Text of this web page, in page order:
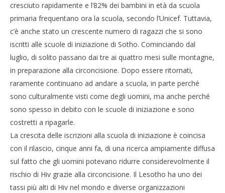
cresciuto rapidamente e l’82% dei bambini in età da scuola
primaria frequentano ora la scuola, secondo l’Unicef. Tuttavia,
c’è anche stato un crescente numero di ragazzi che si sono
iscritti alle scuole di iniziazione di Sotho. Cominciando dal
luglio, di solito passano dai tre ai quattro mesi sulle montagne,
in preparazione alla circoncisione. Dopo essere ritornati,
raramente continuano ad andare a scuola, in parte perché
sono culturalmente visti come degli uomini, ma anche perché
sono spesso in debito con le scuole di iniziazione e sono
costretti a ripagarle.
La crescita delle iscrizioni alla scuola di iniziazione è coincisa
con il rilascio, cinque anni fa, di una ricerca ampiamente diffusa
sul fatto che gli uomini potevano ridurre considerevolmente il
rischio di Hiv grazie alla circoncisione. Il Lesotho ha uno dei
tassi più alti di Hiv nel mondo e diverse organizzazioni